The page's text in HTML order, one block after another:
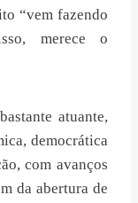
“vem fazendo
merece o
atuante,
democrática
com avanços
da abertura de